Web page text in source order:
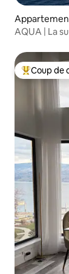
AQUA | La
Coup de
Coup de